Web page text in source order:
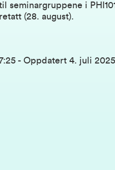
seminargruppene i
(28. august).
- Oppdatert 4. juli